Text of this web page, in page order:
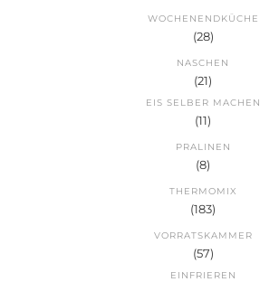
WOCHENENDKÜCHE
(28)
NASCHEN
(21)
EIS SELBER MACHEN
(11)
PRALINEN
(8)
THERMOMIX
(183)
VORRATSKAMMER
(57)
EINFRIEREN